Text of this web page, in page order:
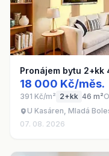
Pronájem bytu 2+kk
18 000 Kč/měs.
391 Kč/m² 2+kk 46 m²
U Kasáren, Mladá
07. 08. 2026